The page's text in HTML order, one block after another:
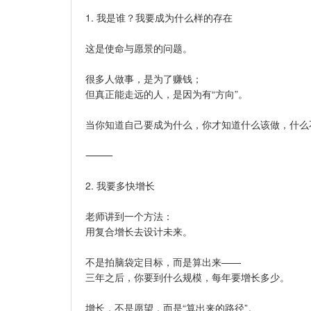
1. 我是谁？我要成为什么样的存在
这是使命与愿景的问题。
很多人做事，是为了赚钱；
但真正能走远的人，是因为有“方向”。
当你知道自己要成为什么，你才知道什么该做，什
⸻
2. 我要多快增长
老师讲到一个方法：
用复合增长去设计未来。
不是拍脑袋定目标，而是算出来——
三年之后，你要到什么规模，每年要增长多少。
增长，不是愿望，而是“算出来的路径”。